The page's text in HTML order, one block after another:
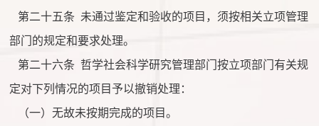
第二十五条 未通过鉴定和验收的项目，须按相关立项管理
部门的规定和要求处理。
第二十六条 哲学社会科学研究管理部门按立项部门有关规
定对下列情况的项目予以撤销处理：
（一）无故未按期完成的项目。